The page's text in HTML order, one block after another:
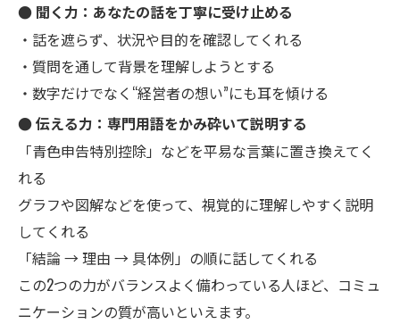
● 聞く力：あなたの話を丁寧に受け止める
・話を遮らず、状況や目的を確認してくれる
・質問を通して背景を理解しようとする
・数字だけでなく“経営者の想い”にも耳を傾ける
● 伝える力：専門用語をかみ砕いて説明する
「青色申告特別控除」などを平易な言葉に置き換えてく
れる
グラフや図解などを使って、視覚的に理解しやすく説明
してくれる
「結論 → 理由 → 具体例」の順に話してくれる
この2つの力がバランスよく備わっている人ほど、コミュ
ニケーションの質が高いといえます。